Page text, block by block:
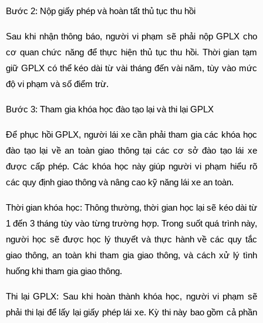
Bước 2: Nộp giấy phép và hoàn tất thủ tục thu hồi
Sau khi nhận thông báo, người vi phạm sẽ phải nộp GPLX cho
cơ quan chức năng để thực hiện thủ tục thu hồi. Thời gian tạm
giữ GPLX có thể kéo dài từ vài tháng đến vài năm, tùy vào mức
độ vi phạm và số điểm trừ.
Bước 3: Tham gia khóa học đào tạo lại và thi lại GPLX
Để phục hồi GPLX, người lái xe cần phải tham gia các khóa học
đào tạo lại về an toàn giao thông tại các cơ sở đào tạo lái xe
được cấp phép. Các khóa học này giúp người vi phạm hiểu rõ
các quy định giao thông và nâng cao kỹ năng lái xe an toàn.
Thời gian khóa học: Thông thường, thời gian học lại sẽ kéo dài từ
1 đến 3 tháng tùy vào từng trường hợp. Trong suốt quá trình này,
người học sẽ được học lý thuyết và thực hành về các quy tắc
giao thông, an toàn khi tham gia giao thông, và cách xử lý tình
huống khi tham gia giao thông.
Thi lại GPLX: Sau khi hoàn thành khóa học, người vi phạm sẽ
phải thi lại để lấy lại giấy phép lái xe. Kỳ thi này bao gồm cả phần